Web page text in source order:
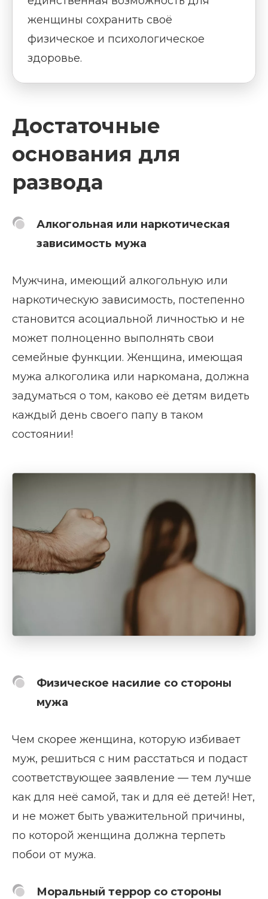
женщины сохранить своё
физическое и психологическое
здоровье.
Достаточные
основания для
развода
Алкогольная или наркотическая
зависимость мужа
Мужчина, имеющий алкогольную или
наркотическую зависимость, постепенно
становится асоциальной личностью и не
может полноценно выполнять свои
семейные функции. Женщина, имеющая
мужа алкоголика или наркомана, должна
задуматься о том, каково её детям видеть
каждый день своего папу в таком
состоянии!
Физическое насилие со стороны
мужа
Чем скорее женщина, которую избивает
муж, решиться с ним расстаться и подаст
соответствующее заявление — тем лучше
как для неё самой, так и для её детей! Нет,
и не может быть уважительной причины,
по которой женщина должна терпеть
побои от мужа.
Моральный террор со стороны